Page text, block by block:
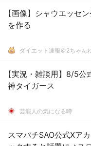
【画像】シャウエッセ
を作る
ダイエット速報＠2ちゃん
【実況・雑談用】8/5
神タイガース
芸能人の気になる噂
スマパチSAO公式Xア